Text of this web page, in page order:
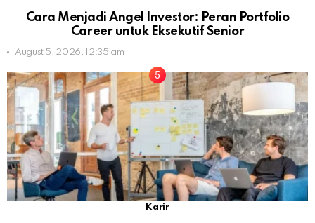
Cara Menjadi Angel Investor: Peran Portfolio
Career untuk Eksekutif Senior
August 5, 2026, 12:35 am
Karir